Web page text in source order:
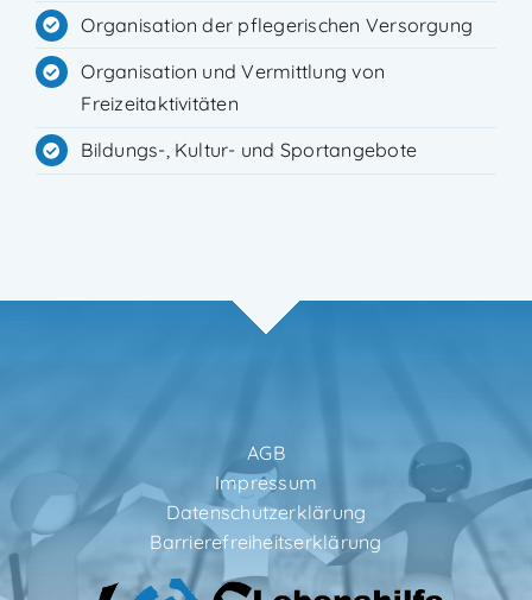
Organisation der pflegerischen Versorgung
Organisation und Vermittlung von
Freizeitaktivitäten
Bildungs-, Kultur- und Sportangebote
AGB
Impressum
Datenschutzerklärung
Barrierefreiheitserklärung